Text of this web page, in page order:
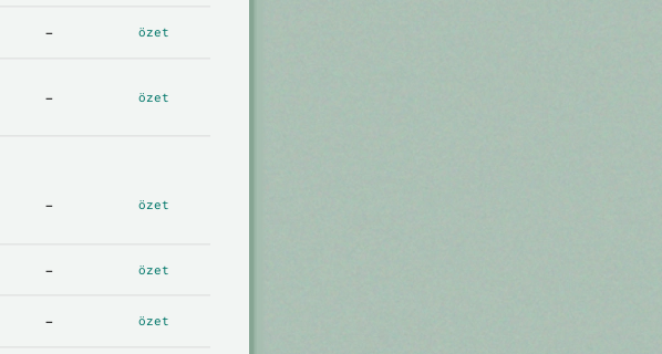
- özet
- özet
- özet
- özet
- özet